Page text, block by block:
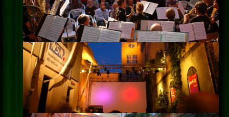
Kontakt
Impressum
Datenschutz